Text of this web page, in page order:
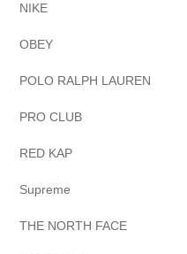
NIKE
OBEY
POLO RALPH LAUREN
PRO CLUB
RED KAP
Supreme
THE NORTH FACE